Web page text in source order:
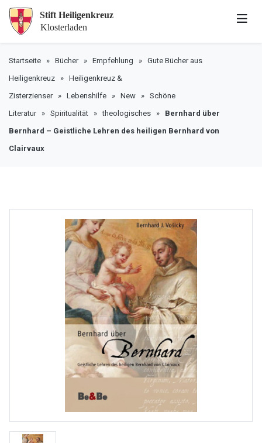
Startseite » Bücher» Empfehlung » Gute Bücher aus
Heiligenkreuz » Heiligenkreuz &
Zisterzienser» Lebenshilfe » New » Schöne
Literatur» Spiritualität »theologisches » Bernhard über
Bernhard – Geistliche Lehren des heiligen Bernhard von
Clairvaux